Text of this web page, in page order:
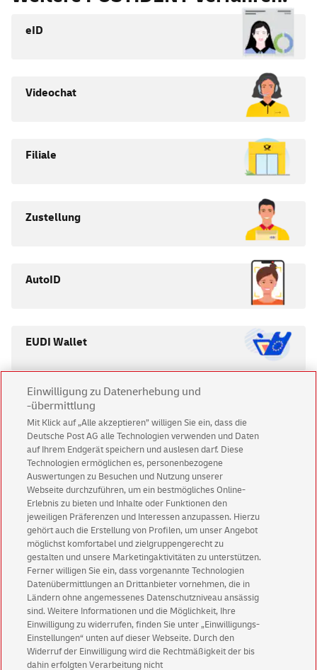
eID
Videochat
Filiale
Zustellung
AutoID
EUDI Wallet
Sie möchten mehr Details
erfahren?
Jetzt Beratung anfordern
Für Geschäftskunden:0228 4333 112
Warnung vor gefälschten E-Mails
English Version
Einwilligung zu Datenerhebung und
-übermittlung
Mit Klick auf „Alle akzeptieren” willigen Sie ein, dass die
Deutsche Post AG alle Technologien verwenden und Daten
auf Ihrem Endgerät speichern und auslesen darf. Diese
Technologien ermöglichen es, personenbezogene
Auswertungen zu Besuchen und Nutzung unserer
Webseite durchzuführen, um ein bestmögliches Online-
Erlebnis zu bieten und Inhalte oder Funktionen den
jeweiligen Präferenzen und Interessen anzupassen. Hierzu
gehört auch die Erstellung von Profilen, um unser Angebot
möglichst komfortabel und zielgruppengerecht zu
gestalten und unsere Marketingaktivitäten zu unterstützen.
Ferner willigen Sie ein, dass vorgenannte Technologien
Datenübermittlungen an Drittanbieter vornehmen, die in
Ländern ohne angemessenes Datenschutzniveau ansässig
sind. Weitere Informationen und die Möglichkeit, Ihre
Einwilligung zu widerrufen, finden Sie unter „Einwilligungs-
Einstellungen“ unten auf dieser Webseite. Durch den
Widerruf der Einwilligung wird die Rechtmäßigkeit der bis
dahin erfolgten Verarbeitung nicht